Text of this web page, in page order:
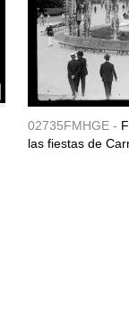
02735FMHGE -
las fiestas de